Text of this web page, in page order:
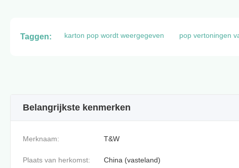
Taggen: karton pop wordt weergegeven pop vertoningen
Belangrijkste kenmerken
Merknaam: T&W
Plaats van herkomst: China (vasteland)